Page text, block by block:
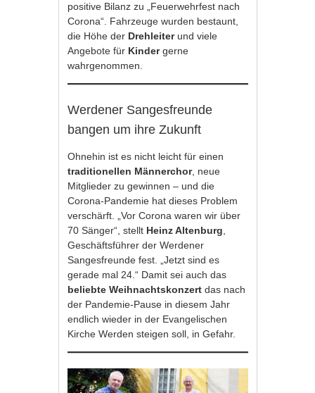
positive Bilanz zu „Feuerwehrfest nach
Corona“. Fahrzeuge wurden bestaunt,
die Höhe der Drehleiter und viele
Angebote für Kindergerne
wahrgenommen.
Werdener Sangesfreunde
bangen um ihre Zukunft
Ohnehin ist es nicht leicht für einen
traditionellen Männerchor, neue
Mitglieder zu gewinnen – und die
Corona-Pandemie hat dieses Problem
verschärft. „Vor Corona waren wir über
70 Sänger“, stellt Heinz Altenburg,
Geschäftsführer der Werdener
Sangesfreunde fest. „Jetzt sind es
gerade mal 24.“ Damit sei auch das
beliebte Weihnachtskonzertdas nach
der Pandemie-Pause in diesem Jahr
endlich wieder in der Evangelischen
Kirche Werden steigen soll, in Gefahr.